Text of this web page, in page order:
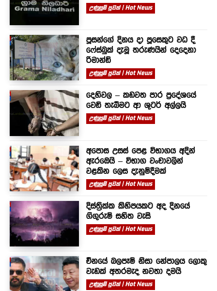
උණුසුම් පුවත් | Hot News
පූසන්ගේ දිනය දා පූසෙකුට වධ දී
ෆේස්බුක් දැමූ තරුණයින් දෙදෙනා
රිමාන්ඩ්
උණුසුම් පුවත් | Hot News
දෙහිවල – කඩවත පාර ප්‍රදේශයේ
වෙඩි තැබීමට ආ ශූටර් අල්ලයි
උණුසුම් පුවත් | Hot News
අපොස උසස් පෙළ විභාගය අදින්
ඇරඹෙයි – විභාග වංචාවලින්
වළකින ලෙස දැනුම්දීමක්
උණුසුම් පුවත් | Hot News
දිස්ත්‍රික්ක කිහිපයකට අද දිනයේ
ගිගුරුම් සහිත වැසි
උණුසුම් පුවත් | Hot News
චීනයේ බලපෑම් නිසා නේපාලය ලොකු
වැඩක් අතරමැද නවතා දමයි
උණුසුම් පුවත් | Hot News